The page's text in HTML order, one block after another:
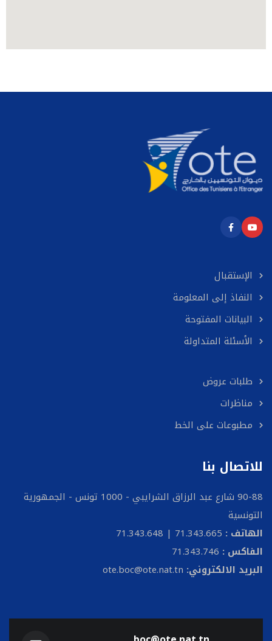
الإستقبال
النفاذ إلى المعلومة
البيانات المفتوحة
الأسئلة المتداولة
طلبات عروض
مناظرات
مطبوعات على الخط
للاتصال بنا
90-88 شارع عبد الرزاق الشرايبي - 1000 تونس - الجمهورية
التونسية
الهاتف :
الفاكس :
البريد الالكتروني: ote.boc@ote.nat.tn